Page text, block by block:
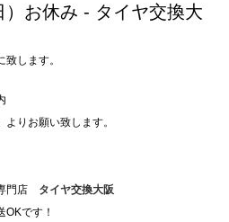
）お休み - タイヤ交換大
します。
」よりお願い致します。
門店 タイヤ交換大阪
OKです！